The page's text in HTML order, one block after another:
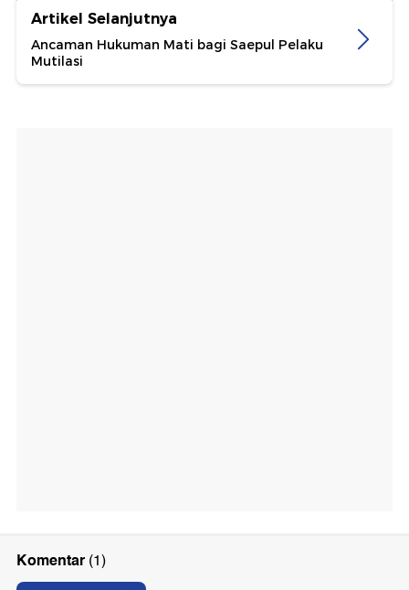
Artikel Selanjutnya
Ancaman Hukuman Mati bagi Saepul Pelaku
Mutilasi